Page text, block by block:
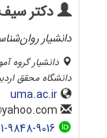
دکتر سیف
دانشیار
دانشیار گروه
دانشگاه محقق
uma.ac.ir
yahoo.com
9848-9016